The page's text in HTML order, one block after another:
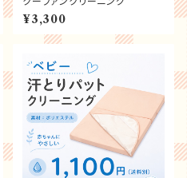
¥3,300